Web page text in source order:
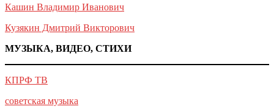
Кашин Владимир Иванович
Кузякин Дмитрий Викторович
МУЗЫКА, ВИДЕО, СТИХИ
КПРФ ТВ
советская музыка